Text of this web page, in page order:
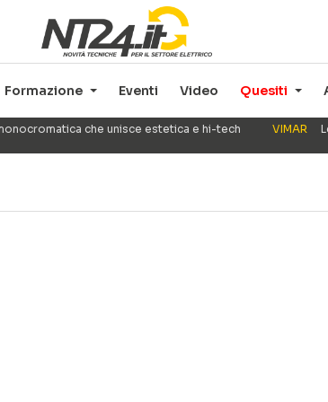
Formazione Eventi Video Quesiti
che unisce estetica e hi-tech VIMAR